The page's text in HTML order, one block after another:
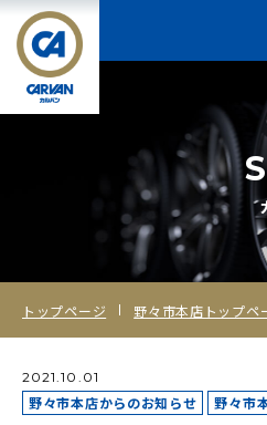
S
トップページ 野々市本店トップペ
2021.10.01
野々市本店からのお知らせ 野々市